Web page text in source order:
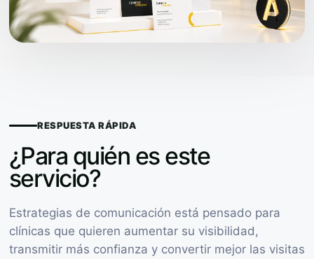
RESPUESTA RÁPIDA
¿Para quién es este
servicio?
Estrategias de comunicación está pensado para
clínicas que quieren aumentar su visibilidad,
transmitir más confianza y convertir mejor las visitas